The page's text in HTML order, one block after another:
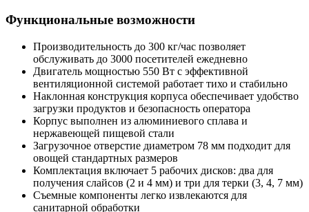
Функциональные возможности
Производительность до 300 кг/час позволяет
обслуживать до 3000 посетителей ежедневно
Двигатель мощностью 550 Вт с эффективной
вентиляционной системой работает тихо и стабильно
Наклонная конструкция корпуса обеспечивает удобство
загрузки продуктов и безопасность оператора
Корпус выполнен из алюминиевого сплава и
нержавеющей пищевой стали
Загрузочное отверстие диаметром 78 мм подходит для
овощей стандартных размеров
Комплектация включает 5 рабочих дисков: два для
получения слайсов (2 и 4 мм) и три для терки (3, 4, 7 мм)
Съемные компоненты легко извлекаются для
санитарной обработки